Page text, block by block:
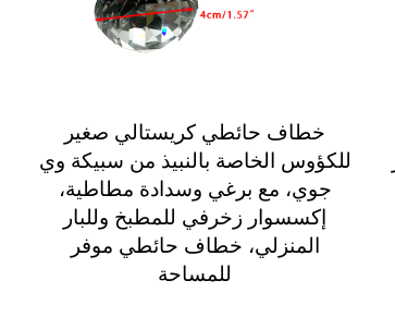
خطاف حائطي كريستالي صغير
للكؤوس الخاصة بالنبيذ من سبيكة وي
جوي، مع برغي وسدادة مطاطية،
إكسسوار زخرفي للمطبخ وللبار
المنزلي، خطاف حائطي موفر
للمساحة